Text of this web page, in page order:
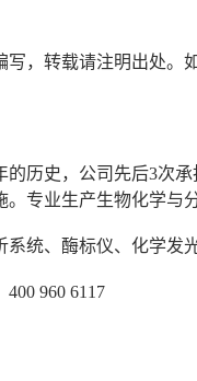
，转载请注明出处。
历史，公司先后3次
专业生产生物化学
统、酶标仪、化学发
960 6117